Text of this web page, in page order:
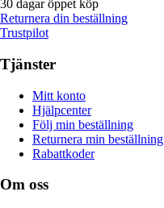
30 dagar öppet köp
Returnera din beställning
Trustpilot
Tjänster
Mitt konto
Hjälpcenter
Följ min beställning
Returnera min beställning
Rabattkoder
Om oss